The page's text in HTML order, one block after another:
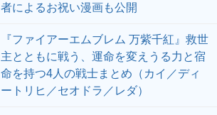
者によるお祝い漫画も公開
『ファイアーエムブレム 万紫千紅』救世
主とともに戦う、運命を変えうる力と宿
命を持つ4人の戦士まとめ（カイ／ディ
ートリヒ／セオドラ／レダ）